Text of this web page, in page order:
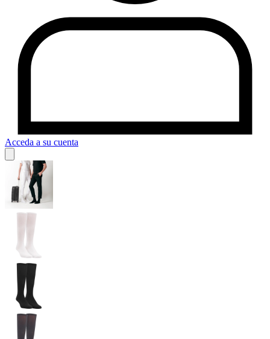
Acceda a su cuenta